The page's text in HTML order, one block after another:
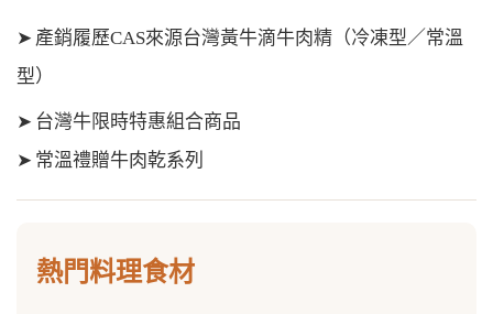
➤ 產銷履歷CAS來源台灣黃牛滴牛肉精（冷凍型／常溫
型）
➤ 台灣牛限時特惠組合商品
➤ 常溫禮贈牛肉乾系列
熱門料理食材